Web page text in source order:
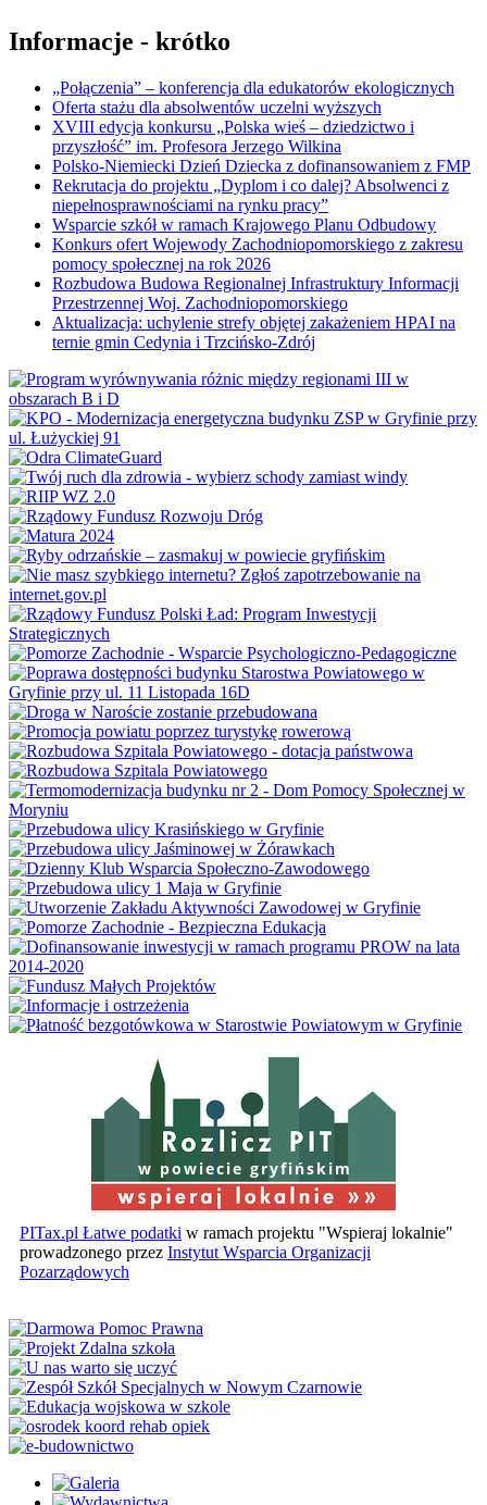
Informacje - krótko
„Połączenia” – konferencja dla edukatorów ekologicznych
Oferta stażu dla absolwentów uczelni wyższych
XVIII edycja konkursu „Polska wieś – dziedzictwo i
przyszłość” im. Profesora Jerzego Wilkina
Polsko-Niemiecki Dzień Dziecka z dofinansowaniem z FMP
Rekrutacja do projektu „Dyplom i co dalej? Absolwenci z
niepełnosprawnościami na rynku pracy”
Wsparcie szkół w ramach Krajowego Planu Odbudowy
Konkurs ofert Wojewody Zachodniopomorskiego z zakresu
pomocy społecznej na rok 2026
Rozbudowa Budowa Regionalnej Infrastruktury Informacji
Przestrzennej Woj. Zachodniopomorskiego
Aktualizacja: uchylenie strefy objętej zakażeniem HPAI na
ternie gmin Cedynia i Trzcińsko-Zdrój
w powiecie gryfińskim
PITax.pl Łatwe podatki w ramach projektu "Wspieraj lokalnie"
prowadzonego przez Instytut Wsparcia Organizacji
Pozarządowych